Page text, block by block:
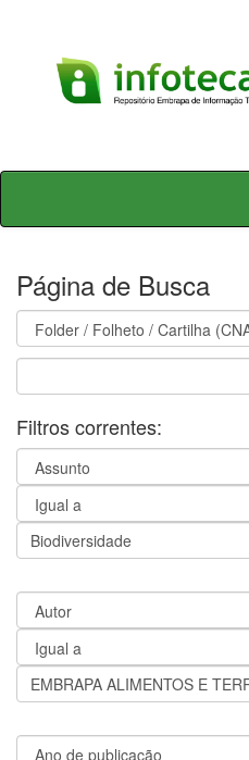
Skip
Página de Busca
Filtros correntes: